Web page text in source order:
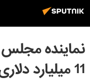
نماینده
11 میلیارد دلاری از ایران